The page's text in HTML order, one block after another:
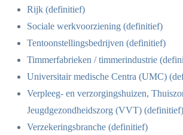
Rijk (definitief)
Sociale werkvoorziening (definitief)
Tentoonstellingsbedrijven (definitief)
Timmerfabrieken / timmerindustrie
Universitair medische Centra (UMC)
Verpleeg- en verzorgingshuizen,
Jeugdgezondheidszorg (VVT) (definitief)
Verzekeringsbranche (definitief)